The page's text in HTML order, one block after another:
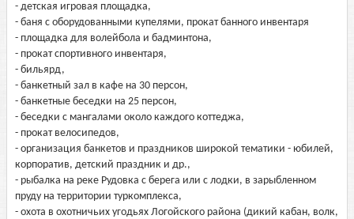
- детская игровая площадка,
- баня с оборудованными купелями, прокат банного инвентаря
- площадка для волейбола и бадминтона,
- прокат спортивного инвентаря,
- бильярд,
- банкетный зал в кафе на 30 персон,
- банкетные беседки на 25 персон,
- беседки с мангалами около каждого коттеджа,
- прокат велосипедов,
- организация банкетов и праздников широкой тематики - юбилей,
корпоратив, детский праздник и др.,
- рыбалка на реке Рудовка с берега или с лодки, в зарыбленном
пруду на территории туркомплекса,
- охота в охотничьих угодьях Логойского района (дикий кабан, волк,